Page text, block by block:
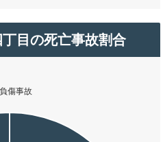
目の死亡事故割合